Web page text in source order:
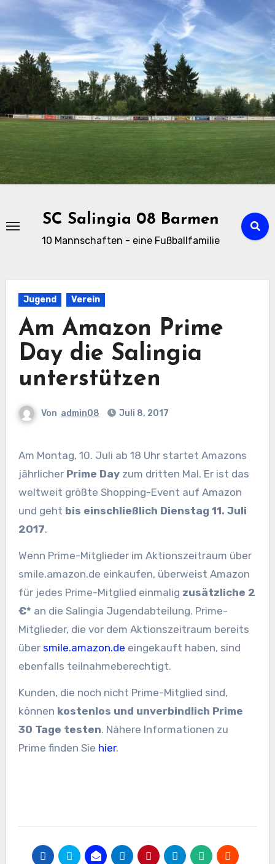
Zu
Inhalten
springen
SC Salingia 08 Barmen
10 Mannschaften - eine Fußballfamilie
Jugend Verein
Am Amazon Prime
Day die Salingia
unterstützen
Von admin08 Juli 8, 2017
Am Montag, 10. Juli ab 18 Uhr startet Amazons
jährlicher Prime Dayzum dritten Mal. Er ist das
weltweit größte Shopping-Event auf Amazon
und geht bis einschließlich Dienstag 11. Juli
2017.
Wenn Prime-Mitglieder im Aktionszeitraum über
smile.amazon.de einkaufen, überweist Amazon
für jedes Prime-Mitglied einmalig zusätzliche 2
€* an die Salingia Jugendabteilung. Prime-
Mitglieder, die vor dem Aktionszeitraum bereits
über smile.amazon.de eingekauft haben, sind
ebenfalls teilnahmeberechtigt.
Kunden, die noch nicht Prime-Mitglied sind,
können kostenlos und unverbindlich Prime
30 Tage testen. Nähere Informationen zu
Prime finden Sie hier.